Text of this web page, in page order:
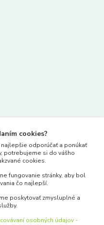
cookies?
odporúčať a ponúkať
potrebujeme si do vášho
cookies.
fungovanie stránky, aby bol
čo najlepší.
poskytovať zmysluplné a
osobných údajov -